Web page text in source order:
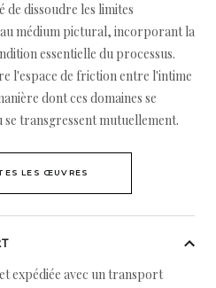
de dissoudre les limites
médium pictural, incorporant la
essentielle du processus.
l'espace de friction entre l'intime
dont ces domaines se
transgressent mutuellement.
LES ŒUVRES
expédiée avec un transport